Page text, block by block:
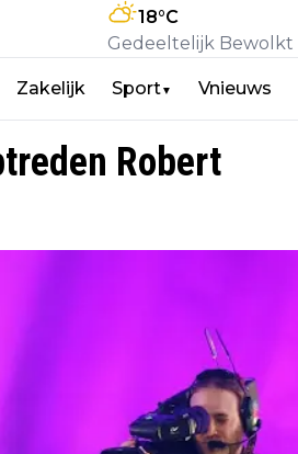
18°C
Gedeeltelijk Bewolkt
Zakelijk Sport▼ Vnieuws
Robert